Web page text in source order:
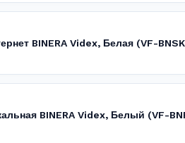
BINERA Videx, Белая (VF-
BINERA Videx, Белый (VF-